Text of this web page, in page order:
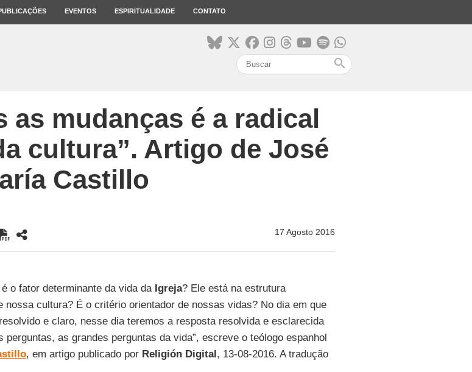
EVENTOS ESPIRITUALIDADE CONTATO
search
as mudanças é a radical
cultura”. Artigo de José
Castillo
17 Agosto 2016
o fator determinante da vida da Igreja? Ele está na estrutura
nossa cultura? É o critério orientador de nossas vidas? No dia em que
e claro, nesse dia teremos a resposta resolvida e esclarecida
perguntas, as grandes perguntas da vida”, escreve o teólogo espanhol
, em artigo publicado por Religión Digital, 13-08-2016. A tradução